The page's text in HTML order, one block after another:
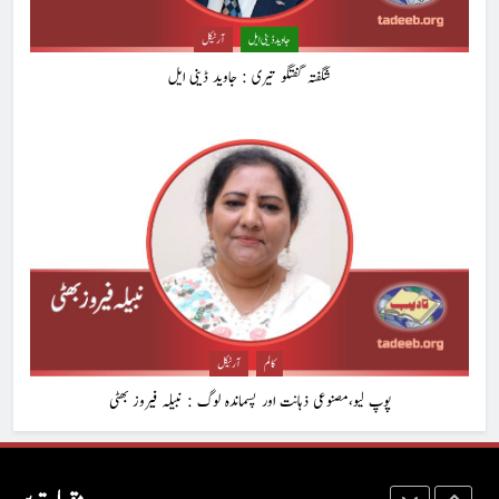
آرٹیکل جاوید ڈینی ایل
شگفتہ گفتگو تیری : جاوید ڈینی ایل
آرٹیکل کالم
پوپ لیو،مصنوعی ذہانت اور پسماندہ لوگ : نبیلہ فیروز بھٹی
ہر بیج اُگنے کی آرزو رکھتا ہے : پاسٹر شہزاد منیر
آرٹیکل پاسٹر شہزاد منیر
ہم اپنے بیٹوں کو کیا سکھا رہے ہیں؟ : وسیم جبران
آرٹیکل کالم
3
شگفتہ گفتگو تیری : جاوید ڈینی ایل
جاوید ڈینی ایل
4